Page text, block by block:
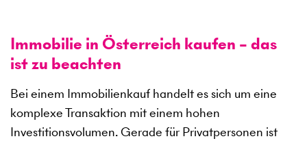
Immobilie in Österreich kaufen – das
ist zu beachten
Bei einem Immobilienkauf handelt es sich um eine
komplexe Transaktion mit einem hohen
Investitionsvolumen. Gerade für Privatpersonen ist